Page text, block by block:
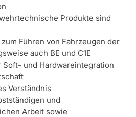
Produkte sind
Führen von Fahrzeugen der
auch BE und C1E
Soft- und Hardwareintegration
Verständnis
und
Arbeit sowie